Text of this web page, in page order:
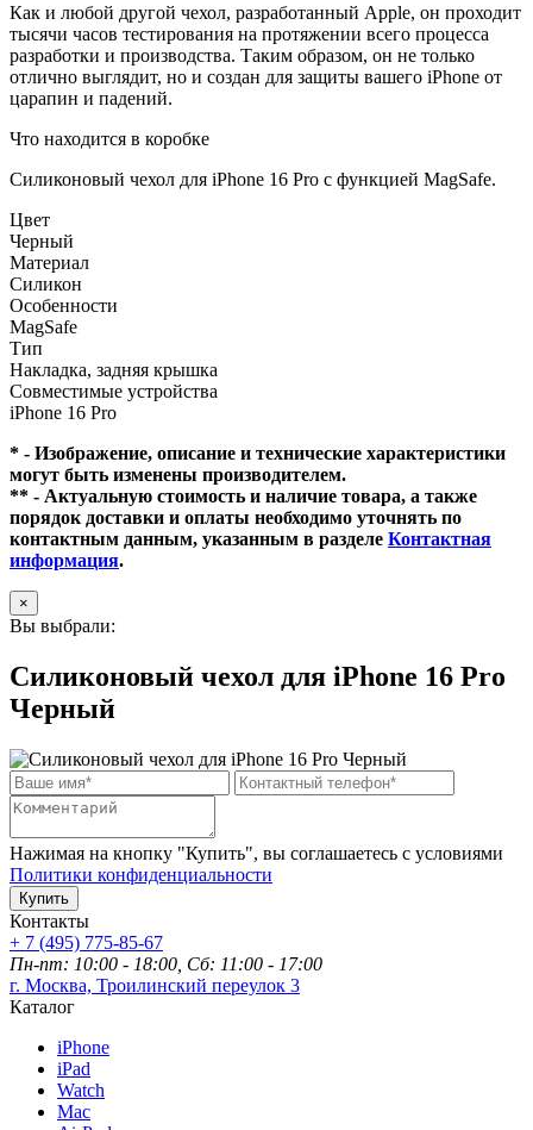
Как и любой другой чехол, разработанный Apple, он проходит
тысячи часов тестирования на протяжении всего процесса
разработки и производства. Таким образом, он не только
отлично выглядит, но и создан для защиты вашего iPhone от
царапин и падений.
Что находится в коробке
Силиконовый чехол для iPhone 16 Pro с функцией MagSafe.
Цвет
Черный
Материал
Силикон
Особенности
MagSafe
Тип
Накладка, задняя крышка
Совместимые устройства
iPhone 16 Pro
* - Изображение, описание и технические характеристики
могут быть изменены производителем.
** - Актуальную стоимость и наличие товара, а также
порядок доставки и оплаты необходимо уточнять по
контактным данным, указанным в разделе Контактная
информация.
×
Вы выбрали:
Силиконовый чехол для iPhone 16 Pro
Черный
Нажимая на кнопку "Купить", вы соглашаетесь с условиями
Политики конфиденциальности
Купить
Контакты
+ 7 (495) 775-85-67
Пн-пт: 10:00 - 18:00, Сб: 11:00 - 17:00
г. Москва, Троилинский переулок 3
Каталог
iPhone
iPad
Watch
Mac